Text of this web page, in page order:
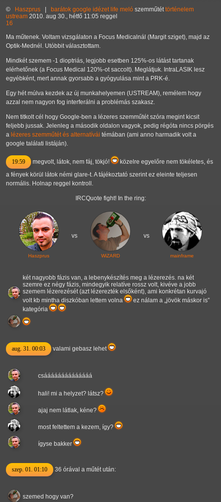
© Haszprus barátok google idézet life meló szemműtét történelem
ustream 2010. aug 30., hétfő 11:05 reggel
16
Ma műtenek. Voltam vizsgálaton a Focus Medicalnál (Margit sziget), majd az
Optik-Mednél. Utóbbit választottam.
Mindkét szemem -1 dioptriás, legjobb esetben 125%-os látást tartanak
elérhetőnek (a Focus Medical 120%-ot saccolt). Meglátjuk. IntraLASIK lesz
egyébként, mert annak gyorsabb a gyógyulása mint a PRK-é.
Egy hét múlva kezdek az új munkahelyemen (USTREAM), remélem hogy
azzal nem nagyon fog interferálni a problémás szakasz.
Nem titkolt cél hogy Google-ben a lézeres szemműtét szóra megint kicsit
feljebb jussak. Jelenleg a második oldalon vagyok, pedig régóta nincs pörgés
a lézeres szemműtét és alternatívái témában (ami anno harmadik volt a
google találati listáján).
19:59 megvolt, látok, nem fáj, tökjó!
közelre egyelőre nem tökéletes, és
a fények körül látok némi glare-t. A tájékoztató szerint ez eleinte teljesen
normális. Holnap reggel kontroll.
IRCQuote fight! In the ring:
Haszprus
vs
WiZARD
vs
mainframe
két nagyobb fázis van, a lebenykészítés meg a lézerezés. na két
szemre ez négy fázis, mindegyik relatíve rossz volt, kivéve a jobb
szemem lézerezését (azt lézerezték elsőként), ami konkrétan kurvajó
volt kb mintha diszkóban lettem volna
ez nálam a jövök máskor is
kategória
aug. 31. 00:03 valami gebasz lehet
csáááááááááááááá
hali! mi a helyzet? látsz?
ajaj nem látlak, kéne?
most feltettem a kezem, így?
ígyse bakker
szep. 01. 01:10 36 órával a műtét után:
szemed hogy van?